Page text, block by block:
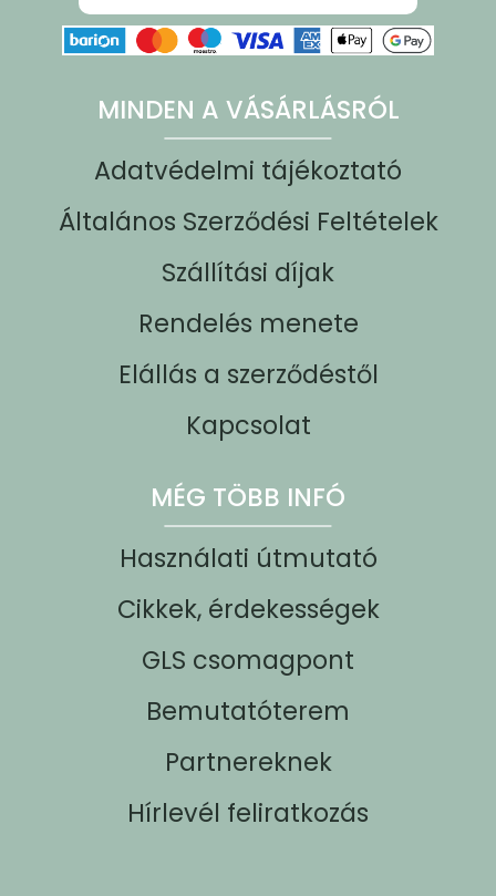
MINDEN A VÁSÁRLÁSRÓL
Adatvédelmi tájékoztató
Általános Szerződési Feltételek
Szállítási díjak
Rendelés menete
Elállás a szerződéstől
Kapcsolat
MÉG TÖBB INFÓ
Használati útmutató
Cikkek, érdekességek
GLS csomagpont
Bemutatóterem
Partnereknek
Hírlevél feliratkozás